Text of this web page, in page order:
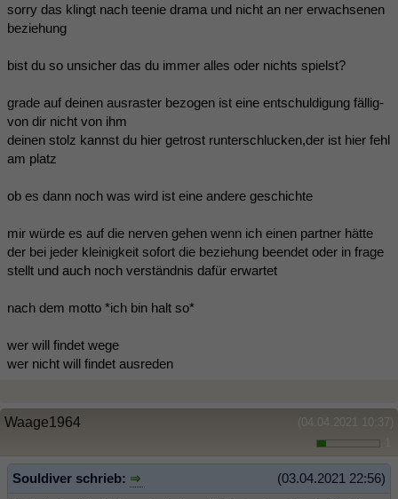
sorry das klingt nach teenie drama und nicht an ner erwachsenen
beziehung
bist du so unsicher das du immer alles oder nichts spielst?
grade auf deinen ausraster bezogen ist eine entschuldigung fällig-
von dir nicht von ihm
deinen stolz kannst du hier getrost runterschlucken,der ist hier fehl
am platz
ob es dann noch was wird ist eine andere geschichte
mir würde es auf die nerven gehen wenn ich einen partner hätte
der bei jeder kleinigkeit sofort die beziehung beendet oder in frage
stellt und auch noch verständnis dafür erwartet
nach dem motto *ich bin halt so*
wer will findet wege
wer nicht will findet ausreden
(04.04.2021 10:37)
Waage1964
(03.04.2021 22:56)
Souldiver schrieb: